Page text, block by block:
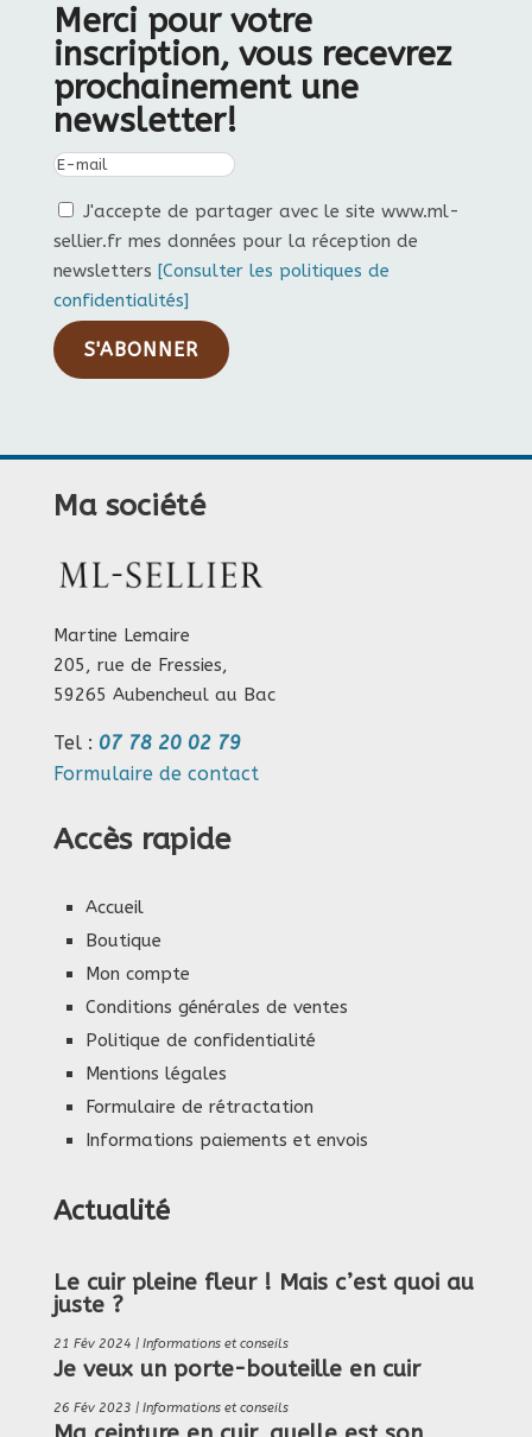
Merci pour votre
inscription, vous recevrez
prochainement une
newsletter!
J'accepte de partager avec le site www.ml-
sellier.fr mes données pour la réception de
newsletters [Consulter les politiques de
confidentialités]
S'ABONNER
Ma société
Martine Lemaire
205, rue de Fressies,
59265 Aubencheul au Bac
Tel : 07 78 20 02 79
Formulaire de contact
Accès rapide
Accueil
Boutique
Mon compte
Conditions générales de ventes
Politique de confidentialité
Mentions légales
Formulaire de rétractation
Informations paiements et envois
Actualité
Le cuir pleine fleur ! Mais c’est quoi au
juste ?
21 Fév 2024 | Informations et conseils
Je veux un porte-bouteille en cuir
26 Fév 2023 | Informations et conseils